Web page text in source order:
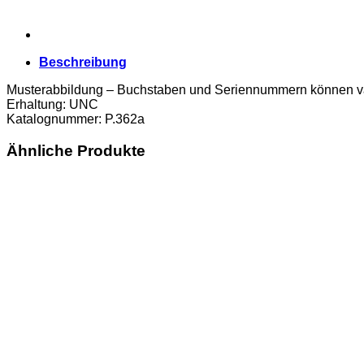
Beschreibung
Musterabbildung – Buchstaben und Seriennummern können
Erhaltung: UNC
Katalognummer: P.362a
Ähnliche Produkte